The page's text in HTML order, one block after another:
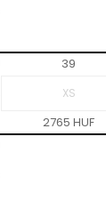
39
2765 HUF